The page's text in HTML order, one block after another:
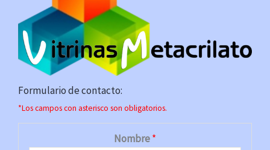
Formulario de contacto:
*Los campos con asterisco son obligatorios.
Nombre*